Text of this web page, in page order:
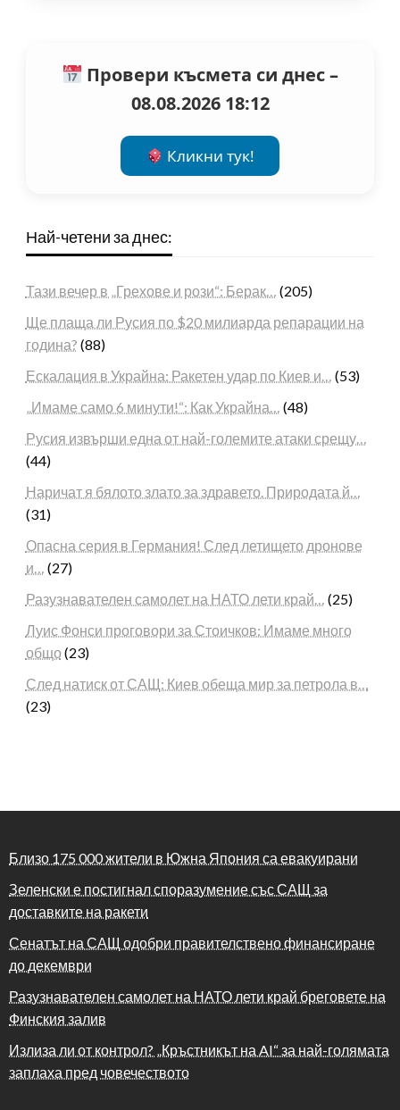
Провери късмета си днес –
08.08.2026 18:12
Кликни тук!
Най-четени за днес:
Тази вечер в „Грехове и рози“: Берак… (205)
Ще плаща ли Русия по $20 милиарда репарации на
година? (88)
Ескалация в Украйна: Ракетен удар по Киев и… (53)
„Имаме само 6 минути!“: Как Украйна… (48)
Русия извърши една от най-големите атаки срещу…
(44)
Наричат я бялото злато за здравето. Природата й…
(31)
Опасна серия в Германия! След летището дронове
и… (27)
Разузнавателен самолет на НАТО лети край… (25)
Луис Фонси проговори за Стоичков: Имаме много
общо (23)
След натиск от САЩ: Киев обеща мир за петрола в…
(23)
Близо 175 000 жители в Южна Япония са евакуирани
Зеленски е постигнал споразумение със САЩ за
доставките на ракети
Сенатът на САЩ одобри правителствено финансиране
до декември
Разузнавателен самолет на НАТО лети край бреговете на
Финския залив
Излиза ли от контрол? „Кръстникът на AI“ за най-голямата
заплаха пред човечеството